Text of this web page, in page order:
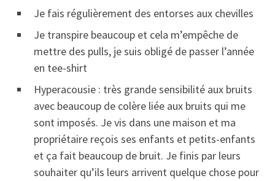
Je fais régulièrement des entorses aux chevilles
Je transpire beaucoup et cela m’empêche de
mettre des pulls, je suis obligé de passer l’année
en tee-shirt
Hyperacousie : très grande sensibilité aux bruits
avec beaucoup de colère liée aux bruits qui me
sont imposés. Je vis dans une maison et ma
propriétaire reçois ses enfants et petits-enfants
et ça fait beaucoup de bruit. Je finis par leurs
souhaiter qu’ils leurs arrivent quelque chose pour